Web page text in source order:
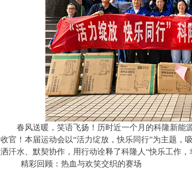
春风送暖，笑语飞扬！历时近一个月的科隆新能
收官！本届运动会以“活力绽放，快乐同行”为主题，
洒汗水、默契协作，用行动诠释了科隆人“快乐工作，
精彩回顾：热血与欢笑交织的赛场